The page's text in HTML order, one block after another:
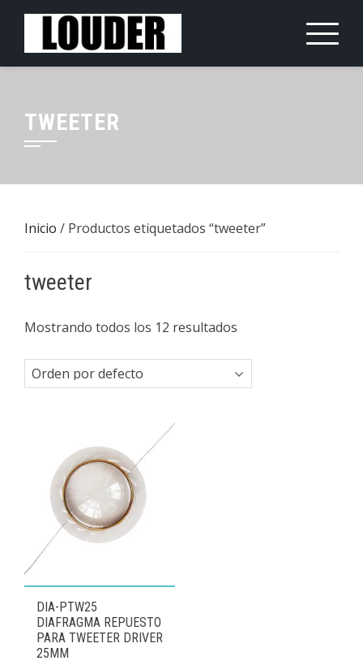
Saltar
contenido
TWEETER
Inicio / Productos etiquetados “tweeter”
tweeter
Mostrando todos los 12 resultados
DIA-PTW25
DIAFRAGMA REPUESTO
PARA TWEETER DRIVER
25MM